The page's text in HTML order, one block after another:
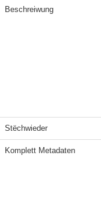
Beschreiwung
Stëchwieder
Komplett Metadaten